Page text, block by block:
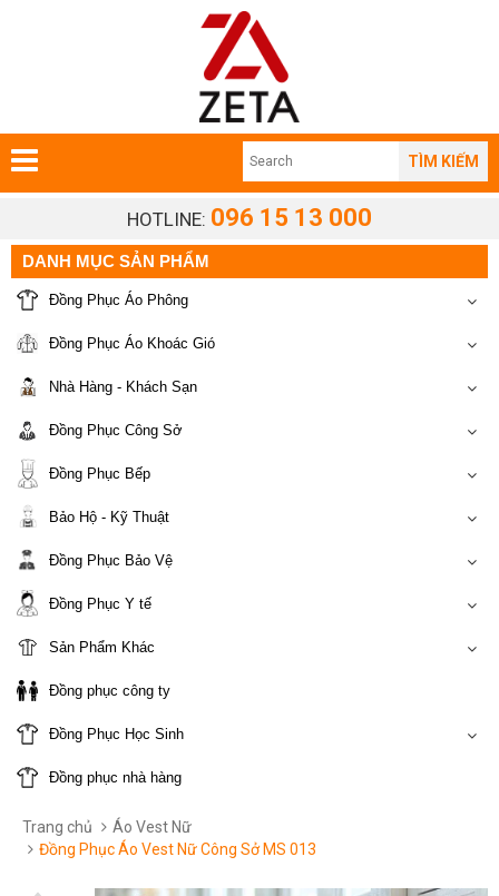
TÌM KIẾM
HOTLINE: 096 15 13 000
DANH MỤC SẢN PHẨM
Đồng Phục Áo Phông
Đồng Phục Áo Khoác Gió
Nhà Hàng - Khách Sạn
Đồng Phục Công Sở
Đồng Phục Bếp
Bảo Hộ - Kỹ Thuật
Đồng Phục Bảo Vệ
Đồng Phục Y tế
Sản Phẩm Khác
Đồng phục công ty
Đồng Phục Học Sinh
Đồng phục nhà hàng
Trang chủ
Áo Vest Nữ
Đồng Phục Áo Vest Nữ Công Sở MS 013